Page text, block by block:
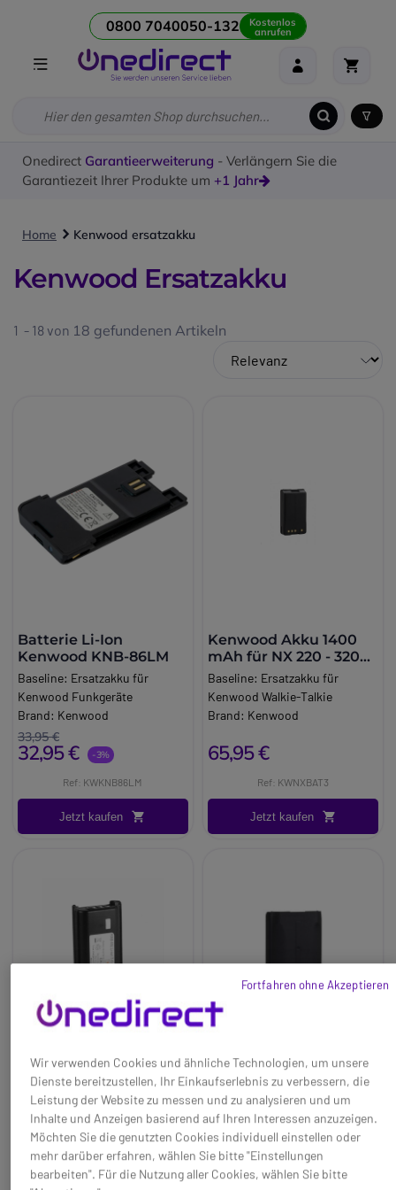
0800 7040050-132 Kostenlos
anrufen
Onedirect Garantieerweiterung - Verlängern Sie die
Garantiezeit Ihrer Produkte um +1 Jahr
Home Kenwood ersatzakku
Kenwood Ersatzakku
1 - 18 von 18 gefundenen Artikeln
Batterie Li-Ion
Kenwood KNB-86LM
Baseline: Ersatzakku für
Kenwood Funkgeräte
Brand: Kenwood
33,95 €
32,95 € -3%
Ref: KWKNB86LM
Jetzt kaufen
Kenwood Akku 1400
mAh für NX 220 - 320
und Midland G Serie
Baseline: Ersatzakku für
Kenwood Walkie-Talkie
Brand: Kenwood
65,95 €
Ref: KWNXBAT3
Jetzt kaufen
Ersatzakku KNB-45LI
für Kenwood
Baseline:
Li-Ion-Ersatzakku
mit 2000mAh für Kenwood
Walkie-Talkies.
Brand:
Dynascan
Akku für Kenwood
KNB-55L
Baseline:
Ersatzakku KNB55 für
Kenwood TK-2360E und TK-
3360E Funkgeräte
Wir verwenden Cookies und ähnliche Technologien, um unsere
Dienste bereitzustellen, Ihr Einkaufserlebnis zu verbessern, die
Leistung der Website zu messen und zu analysieren und um
Inhalte und Anzeigen basierend auf Ihren Interessen anzuzeigen.
Möchten Sie die genutzten Cookies individuell einstellen oder
mehr darüber erfahren, wählen Sie bitte "Einstellungen
bearbeiten". Für die Nutzung aller Cookies, wählen Sie bitte
Fortfahren ohne Akzeptieren